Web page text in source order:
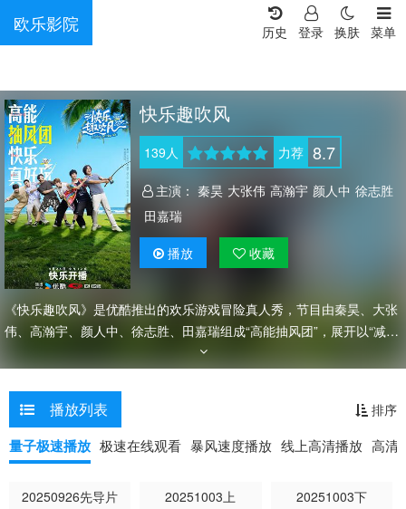
欧乐影院 菜单
换肤
登录
历史
快乐趣吹风
139人 力荐 8.7
主演： 秦昊 大张伟 高瀚宇 颜人中 徐志胜
田嘉瑞
播放 收藏
《快乐趣吹风》是优酷推出的欢乐游戏冒险真人秀，节目由秦昊、大张
伟、高瀚宇、颜人中、徐志胜、田嘉瑞组成“高能抽风团”，展开以“减法
挑战”为核心的游戏式旅行。六位常驻嘉宾组成的“高能抽风团”，时刻保
持着“卸下包袱、彻底放飞自我”的旅行状态，他们之间的互动轻松有
趣、火花四溅，呈现最真实的“抽风”瞬间，碰撞出精彩纷呈的趣味群
像。
播放列表 排序
量子极速播放 极速在线观看 暴风速度播放 线上高清播放 高清
20250926先导片 20251003上 20251003下